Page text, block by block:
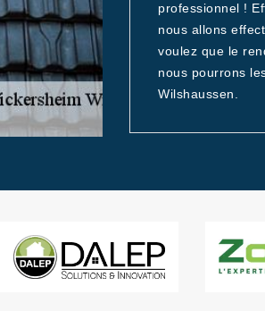
professionnel !
nous allons
voulez que le
nous pourrons
Wilshaussen.